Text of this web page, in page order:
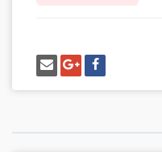
شارك
على
فيسبوك
شارك
على
غوغل
بلس
إرسل
إيميل